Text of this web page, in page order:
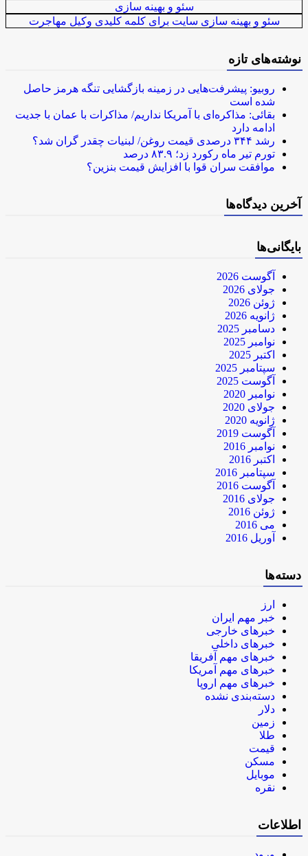
سئو و بهینه سازی
سئو و بهینه سازی سایت برای کلمه کلیدی وکیل مهاجرت
نوشته‌های تازه
روبیو: پیشرفت‌هایی در زمینه بازگشایی تنگه هرمز حاصل
شده است
بقائی: مذاکره‌ای با آمریکا نداریم/ مذاکرات با عمان با جدیت
ادامه دارد
رشد ۳۴۴ درصدی قیمت روغن/ لبنیات چقدر گران شد؟
تورم تیر ماه رکورد زد؛ ۸۳.۹ درصد
موافقت سران قوا با افزایش قیمت بنزین؟
آخرین دیدگاه‌ها
بایگانی‌ها
آگوست 2026
جولای 2026
ژوئن 2026
ژانویه 2026
دسامبر 2025
نوامبر 2025
اکتبر 2025
سپتامبر 2025
آگوست 2025
نوامبر 2020
جولای 2020
ژانویه 2020
آگوست 2019
نوامبر 2016
اکتبر 2016
سپتامبر 2016
آگوست 2016
جولای 2016
ژوئن 2016
می 2016
آوریل 2016
دسته‌ها
ارز
خبر مهم ایران
خبرهای خارجی
خبرهای داخلی
خبرهای مهم آفریقا
خبرهای مهم آمریکا
خبرهای مهم اروپا
دسته‌بندی نشده
دلار
زمین
طلا
قیمت
مسکن
موبایل
نقره
اطلاعات